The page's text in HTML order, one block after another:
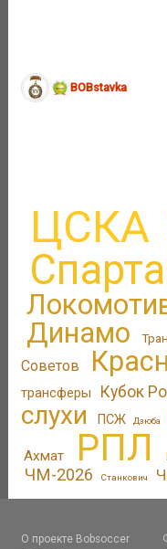
BOBstavka
ЦСКА
Динамо
Советов
трансферы
Кубок
слухи
ПСЖ Дзюба
Ахмат РПЛ
ЧМ-2026 Станкович
О проекте Bobsoccer